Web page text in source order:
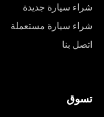
شراء سيارة جديدة
شراء سيارة مستعملة
اتصل بنا
تسوق